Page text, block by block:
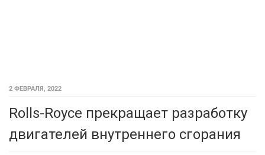
2 ФЕВРАЛЯ, 2022
Rolls-Royce прекращает разработку
двигателей внутреннего сгорания